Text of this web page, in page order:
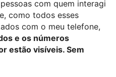
com quem interagi
como todos esses
com o meu telefone,
e os números
estão visíveis. Sem